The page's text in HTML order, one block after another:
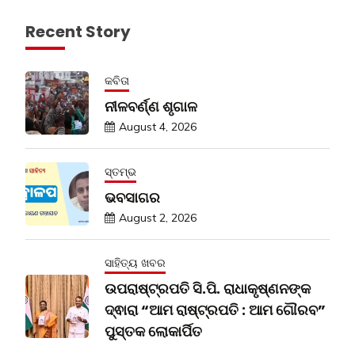
Recent Story
କବିତା
ନୀଳବର୍ଣ୍ଣ ଶୃଗାଳ
August 4, 2026
ସ୍ତମ୍ଭ
ଭବସାଗର
August 2, 2026
ସାହିତ୍ୟ ଖବର
ଉପରାଷ୍ଟ୍ରପତି ସି.ପି. ରାଧାକୃଷ୍ଣନଙ୍କ
ଦ୍ଵାରା “ଆମ ରାଷ୍ଟ୍ରପତି : ଆମ ଗୌରବ”
ପୁସ୍ତକ ଲୋକାର୍ପିତ